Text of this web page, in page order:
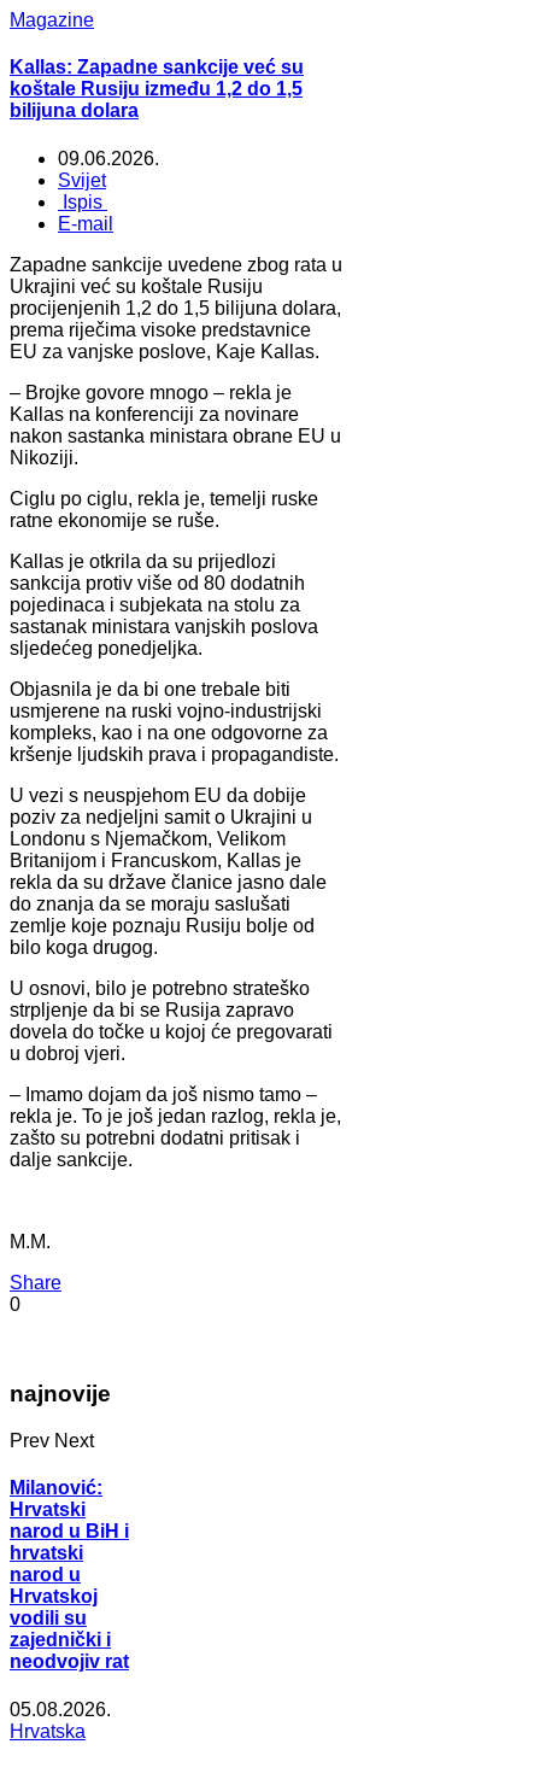
Magazine
Kallas: Zapadne sankcije već su
koštale Rusiju između 1,2 do 1,5
bilijuna dolara
09.06.2026.
Svijet
Ispis
E-mail
Zapadne sankcije uvedene zbog rata u
Ukrajini već su koštale Rusiju
procijenjenih 1,2 do 1,5 bilijuna dolara,
prema riječima visoke predstavnice
EU za vanjske poslove, Kaje Kallas.
– Brojke govore mnogo – rekla je
Kallas na konferenciji za novinare
nakon sastanka ministara obrane EU u
Nikoziji.
Ciglu po ciglu, rekla je, temelji ruske
ratne ekonomije se ruše.
Kallas je otkrila da su prijedlozi
sankcija protiv više od 80 dodatnih
pojedinaca i subjekata na stolu za
sastanak ministara vanjskih poslova
sljedećeg ponedjeljka.
Objasnila je da bi one trebale biti
usmjerene na ruski vojno-industrijski
kompleks, kao i na one odgovorne za
kršenje ljudskih prava i propagandiste.
U vezi s neuspjehom EU da dobije
poziv za nedjeljni samit o Ukrajini u
Londonu s Njemačkom, Velikom
Britanijom i Francuskom, Kallas je
rekla da su države članice jasno dale
do znanja da se moraju saslušati
zemlje koje poznaju Rusiju bolje od
bilo koga drugog.
U osnovi, bilo je potrebno strateško
strpljenje da bi se Rusija zapravo
dovela do točke u kojoj će pregovarati
u dobroj vjeri.
– Imamo dojam da još nismo tamo –
rekla je. To je još jedan razlog, rekla je,
zašto su potrebni dodatni pritisak i
dalje sankcije.
M.M.
Share
0
najnovije
Prev Next
Milanović:
Hrvatski
narod u BiH i
hrvatski
narod u
Hrvatskoj
vodili su
zajednički i
neodvojiv rat
05.08.2026.
Hrvatska